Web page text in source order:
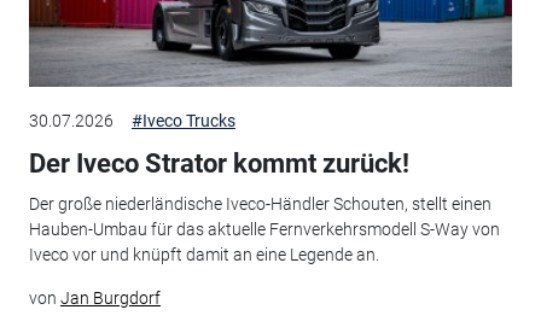
30.07.2026 #Iveco Trucks
Der Iveco Strator kommt zurück!
Der große niederländische Iveco-Händler Schouten, stellt einen
Hauben-Umbau für das aktuelle Fernverkehrsmodell S-Way von
Iveco vor und knüpft damit an eine Legende an.
von Jan Burgdorf